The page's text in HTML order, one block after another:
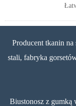
Producent tkanin na
stali, fabryka
Biustonosz z gumką